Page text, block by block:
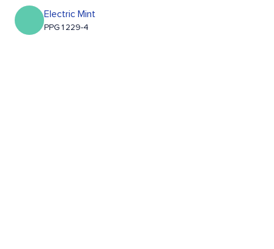
Electric Mint
PPG1229-4